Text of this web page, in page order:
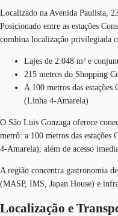
Localizado na Avenida Paulista,
Posicionado entre as estações
combina localização privilegiada
Lajes de 2.048 m² e
215 metros do Shopping
A 100 metros das
(Linha 4-Amarela)
O São Luis Gonzaga oferece
metrô: a 100 metros das
4-Amarela), além de acesso
A região concentra gastronomia
(MASP, IMS, Japan House) e
Localização e